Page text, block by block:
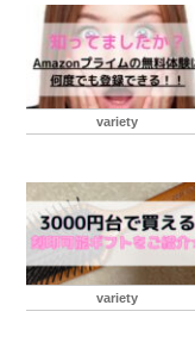
variety
variety